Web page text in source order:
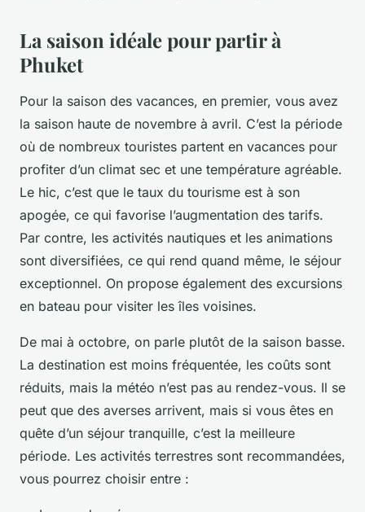
La saison idéale pour partir à
Phuket
Pour la saison des vacances, en premier, vous avez
la saison haute de novembre à avril. C’est la période
où de nombreux touristes partent en vacances pour
profiter d’un climat sec et une température agréable.
Le hic, c’est que le taux du tourisme est à son
apogée, ce qui favorise l’augmentation des tarifs.
Par contre, les activités nautiques et les animations
sont diversifiées, ce qui rend quand même, le séjour
exceptionnel. On propose également des excursions
en bateau pour visiter les îles voisines.
De mai à octobre, on parle plutôt de la saison basse.
La destination est moins fréquentée, les coûts sont
réduits, mais la météo n’est pas au rendez-vous. Il se
peut que des averses arrivent, mais si vous êtes en
quête d’un séjour tranquille, c’est la meilleure
période. Les activités terrestres sont recommandées,
vous pourrez choisir entre :